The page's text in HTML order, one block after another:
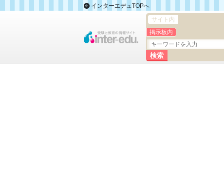
インターエデュTOPへ
サイト内
掲示板内